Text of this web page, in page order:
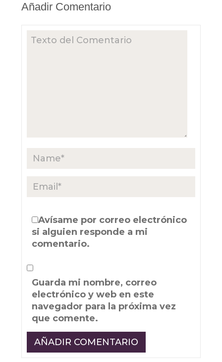
Añadir Comentario
Avísame por correo electrónico
si alguien responde a mi
comentario.
Guarda mi nombre, correo
electrónico y web en este
navegador para la próxima vez
que comente.